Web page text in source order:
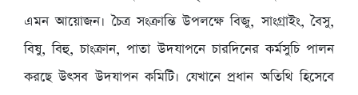
এমন আয়োজন। চৈত্র সংক্রান্তি উপলক্ষে বিজু, সাংগ্রাইং, বৈসু,
বিষু, বিহু, চাংক্রান, পাতা উদযাপনে চারদিনের কর্মসুচি পালন
করছে উৎসব উদযাপন কমিটি। যেখানে প্রধান অতিথি হিসেবে